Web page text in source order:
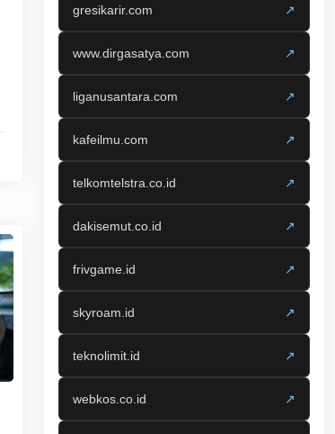
gresikarir.com ↗
www.dirgasatya.com ↗
liganusantara.com ↗
kafeilmu.com ↗
telkomtelstra.co.id ↗
dakisemut.co.id ↗
frivgame.id ↗
skyroam.id ↗
teknolimit.id ↗
webkos.co.id ↗